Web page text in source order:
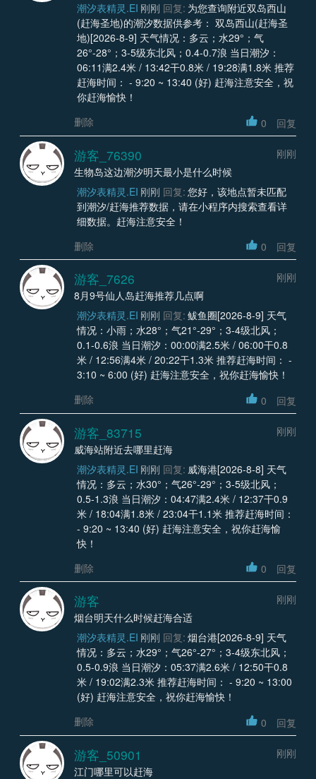
潮汐表精灵.EI 刚刚 回复: 为您查询附近双岛西山
(赶海圣地)的潮汐数据供参考： 双岛西山(赶海圣
地)[2026-8-9] 天气情况：多云；水29°；气
26°-28°；3-5级东北风；0.4-0.7浪 当日潮汐：
06:11满2.4米 / 13:42干0.8米 / 19:28满1.8米 推荐
赶海时间： - 9:20 ~ 13:40 (好) 赶海注意安全，祝
你赶海愉快！
删除
0 回复
游客_76390
刚刚
生物岛这边潮汐明天最小是什么时候
潮汐表精灵.EI 刚刚 回复: 您好，该地点暂未匹配
到潮汐/赶海推荐数据，请在小程序内搜索查看详
细数据。赶海注意安全！
删除
0 回复
游客_7626
刚刚
8月9号仙人岛赶海推荐几点啊
潮汐表精灵.EI 刚刚 回复: 鲅鱼圈[2026-8-9] 天气
情况：小雨；水28°；气21°-29°；3-4级北风；
0.1-0.6浪 当日潮汐：00:00满2.5米 / 06:00干0.8
米 / 12:56满4米 / 20:22干1.3米 推荐赶海时间： -
3:10 ~ 6:00 (好) 赶海注意安全，祝你赶海愉快！
删除
0 回复
游客_83715
刚刚
威海站附近去哪里赶海
潮汐表精灵.EI 刚刚 回复: 威海港[2026-8-8] 天气
情况：多云；水30°；气26°-29°；3-5级北风；
0.5-1.3浪 当日潮汐：04:47满2.4米 / 12:37干0.9
米 / 18:04满1.8米 / 23:04干1.1米 推荐赶海时间：
- 9:20 ~ 13:40 (好) 赶海注意安全，祝你赶海愉
快！
删除
0 回复
游客
刚刚
烟台明天什么时候赶海合适
潮汐表精灵.EI 刚刚 回复: 烟台港[2026-8-9] 天气
情况：多云；水29°；气26°-27°；3-4级东北风；
0.5-0.9浪 当日潮汐：05:37满2.6米 / 12:50干0.8
米 / 19:02满2.3米 推荐赶海时间： - 9:20 ~ 13:00
(好) 赶海注意安全，祝你赶海愉快！
删除
0 回复
游客_50901
刚刚
江门哪里可以赶海